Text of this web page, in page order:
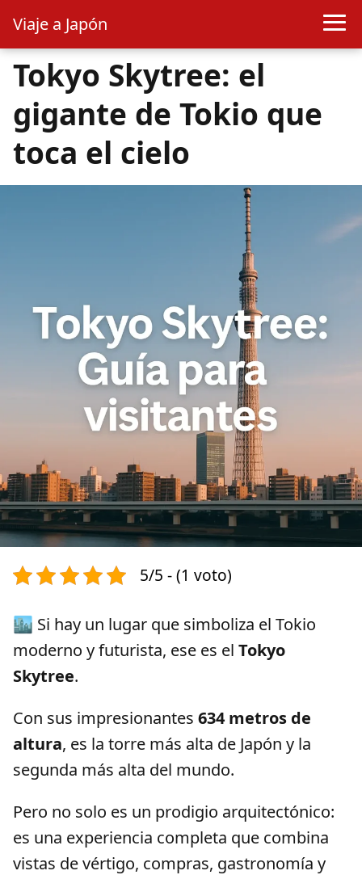
Viaje a Japón
Tokyo Skytree: el
gigante de Tokio que
toca el cielo
5/5 - (1 voto)
🏙️ Si hay un lugar que simboliza el Tokio
moderno y futurista, ese es el Tokyo
Skytree.
Con sus impresionantes 634 metros de
altura, es la torre más alta de Japón y la
segunda más alta del mundo.
Pero no solo es un prodigio arquitectónico:
es una experiencia completa que combina
vistas de vértigo, compras, gastronomía y